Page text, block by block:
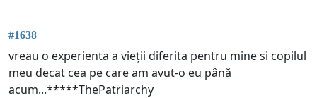
#1638
vreau o experienta a vieții diferita pentru mine si copilul
meu decat cea pe care am avut-o eu până
acum...*****ThePatriarchy